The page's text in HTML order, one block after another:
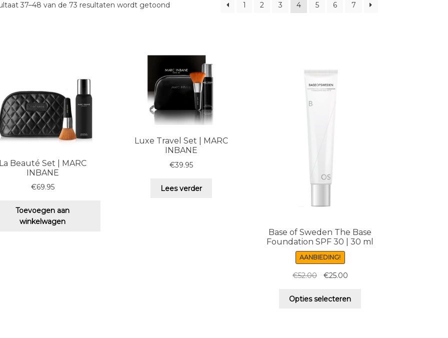
37–48 van de 73 resultaten wordt getoond 1 2 3 4 5 6 7
Beauté Set | MARC
INBANE
€69.95
Toevoegen aan
winkelwagen
Luxe Travel Set | MARC
INBANE
€39.95
Lees verder
Base of Sweden The Base
Foundation SPF 30 | 30 ml
AANBIEDING!
€52.00
Oorspronkelijke
was:
€25.00Huidige
is:
Opties selecteren